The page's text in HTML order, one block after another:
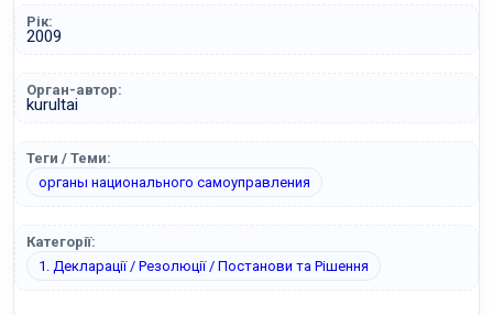
Рік:
2009
Орган-автор:
kurultai
Теги / Теми:
органы национального самоуправления
Категорії:
1. Декларації / Резолюції / Постанови та Рішення